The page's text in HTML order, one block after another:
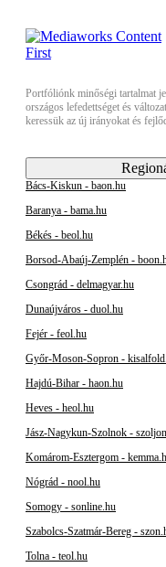
Portfóliónk minőségi tartalmat
országos lefedettséget és
keressük az új irányokat és
Bács-Kiskun - baon.hu
Baranya - bama.hu
Békés - beol.hu
Borsod-Abaúj-Zemplén -
Csongrád - delmagyar.hu
Dunaújváros - duol.hu
Fejér - feol.hu
Győr-Moson-Sopron -
Hajdú-Bihar - haon.hu
Heves - heol.hu
Jász-Nagykun-Szolnok -
Komárom-Esztergom -
Nógrád - nool.hu
Somogy - sonline.hu
Szabolcs-Szatmár-Bereg -
Tolna - teol.hu